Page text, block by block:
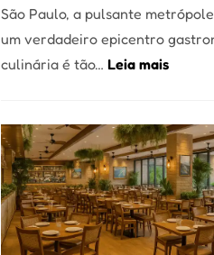
lenha
na
Vila
São Paulo, a pulsante
um verdadeiro epicentro
culinária é tão… Leia mais:
em
São
Paulo: